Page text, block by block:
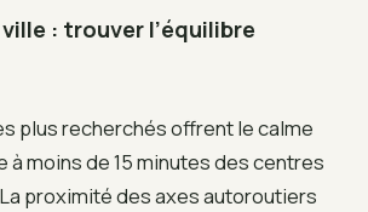
: trouver l’équilibre
plus recherchés offrent le calme
à moins de 15 minutes des centres
proximité des axes autoroutiers